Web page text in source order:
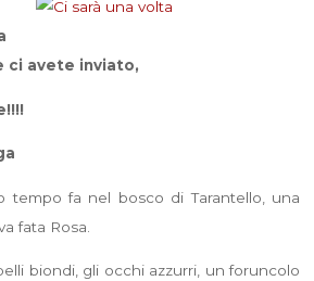
ci avete inviato,
tempo fa nel bosco di Tarantello, una
fata Rosa.
biondi, gli occhi azzurri, un foruncolo